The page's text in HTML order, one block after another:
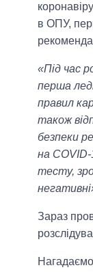
в ОПУ,
«Під час
перша
правил
також
безпеки
на
тесту,
Зараз